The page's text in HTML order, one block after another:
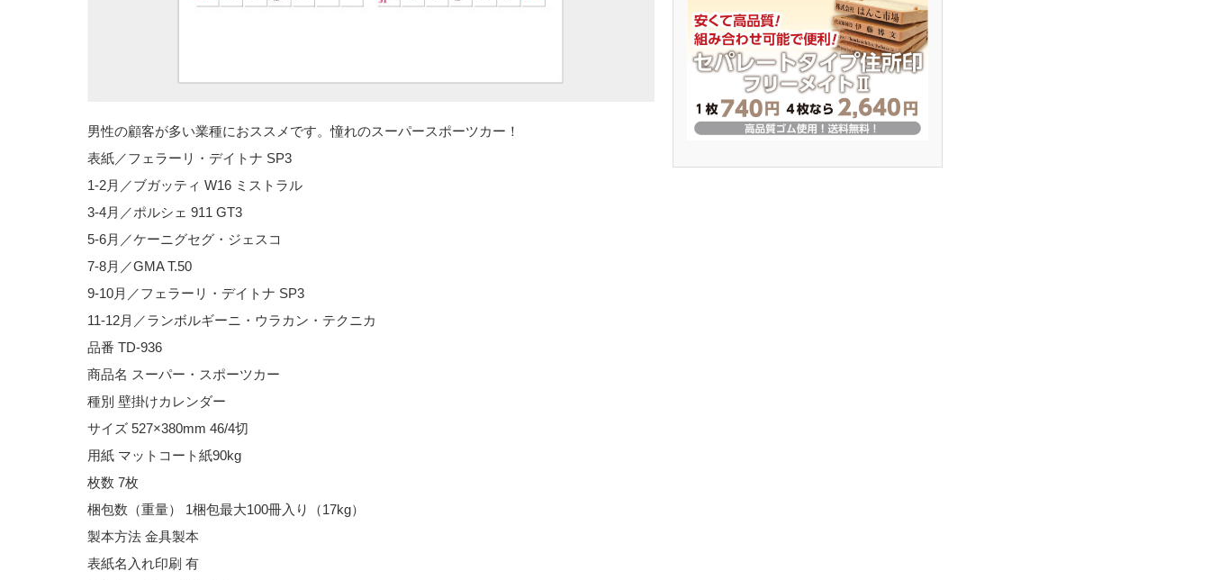
男性の顧客が多い業種におススメです。憧れのスーパースポーツカー！
表紙／フェラーリ・デイトナ SP3
1-2月／ブガッティ W16 ミストラル
3-4月／ポルシェ 911 GT3
5-6月／ケーニグセグ・ジェスコ
7-8月／GMA T.50
9-10月／フェラーリ・デイトナ SP3
11-12月／ランボルギーニ・ウラカン・テクニカ
品番 TD-936
商品名 スーパー・スポーツカー
種別 壁掛けカレンダー
サイズ 527×380mm 46/4切
用紙 マットコート紙90kg
枚数 7枚
梱包数（重量） 1梱包最大100冊入り（17kg）
製本方法 金具製本
表紙名入れ印刷 有